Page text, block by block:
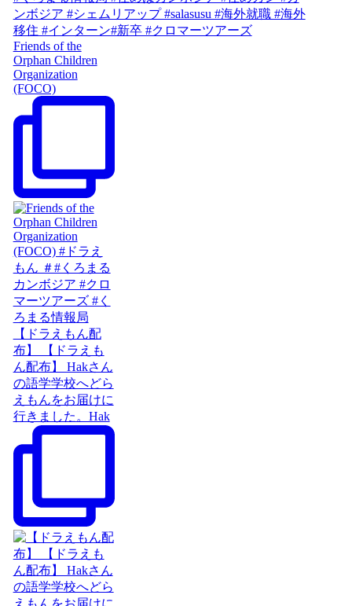
Friends of the
Orphan Children
Organization
(FOCO)
【ドラえもん配
布】 【ドラえも
ん配布】 Hakさん
の語学学校へどら
えもんをお届けに
行きました。Hak